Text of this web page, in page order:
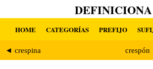
DEFINICIONA
HOME CATEGORÍAS PREFIJO
◄ crespina